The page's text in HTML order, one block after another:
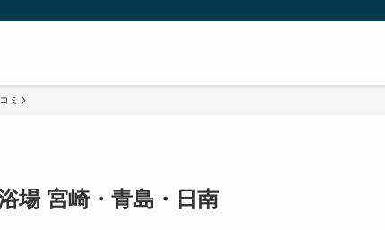
ミ
場 宮崎・青島・日南